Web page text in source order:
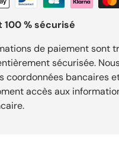
avec un meilleur confort.
Caractéristiques :
: 731JN Couleur : Jaune /
(gauche et droite) Excellente
Installation simple
des guidons moto État : Neuf
: M Points forts Pièce :
100 % sécurisé
de paiement sont
sécurisée.
coordonnées bancaires
accès aux